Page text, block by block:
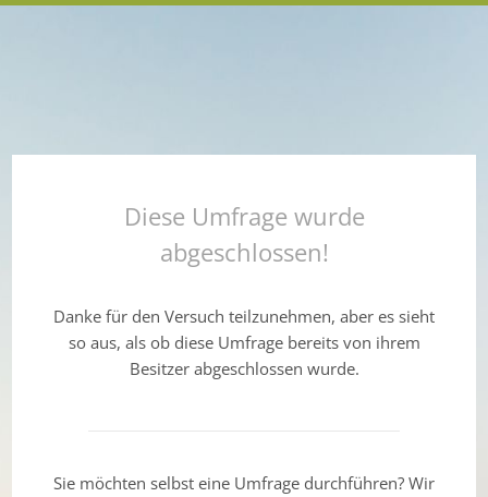
Diese Umfrage wurde
abgeschlossen!
Danke für den Versuch teilzunehmen, aber es sieht
so aus, als ob diese Umfrage bereits von ihrem
Besitzer abgeschlossen wurde.
Sie möchten selbst eine Umfrage durchführen? Wir